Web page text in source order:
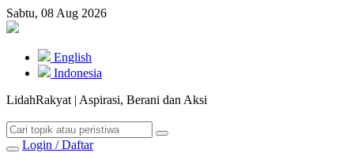
Sabtu, 08 Aug 2026
English
Indonesia
LidahRakyat | Aspirasi, Berani dan Aksi
Login / Daftar